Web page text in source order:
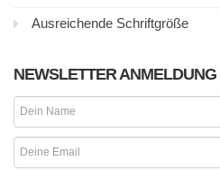
Ausreichende Schriftgröße
NEWSLETTER ANMELDUNG